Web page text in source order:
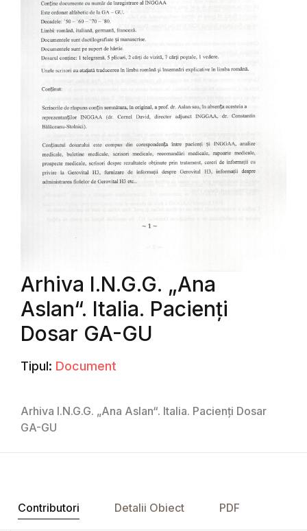
Arhiva I.N.G.G. „Ana
Aslan“. Italia. Pacienți
Dosar GA-GU
Tipul: Document
Arhiva I.N.G.G. „Ana Aslan“. Italia. Pacienți Dosar
GA-GU
Contributori Detalii Obiect PDF